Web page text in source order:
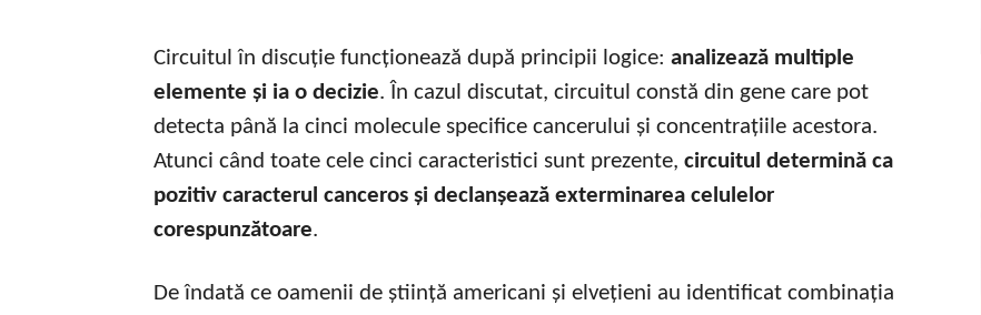
Circuitul în discuție funcționează după principii logice: analizează multiple
elemente și ia o decizie. În cazul discutat, circuitul constă din gene care pot
detecta până la cinci molecule specifice cancerului și concentrațiile acestora.
Atunci când toate cele cinci caracteristici sunt prezente, circuitul determină ca
pozitiv caracterul canceros și declanșează exterminarea celulelor
corespunzătoare.
De îndată ce oamenii de știință americani și elvețieni au identificat combinația